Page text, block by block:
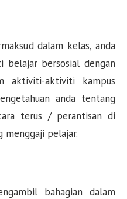
dalam kelas, anda
bersosial dengan
aktiviti-aktiviti kampus
anda tentang
terus / perantisan di
menggaji pelajar.
bahagian dalam